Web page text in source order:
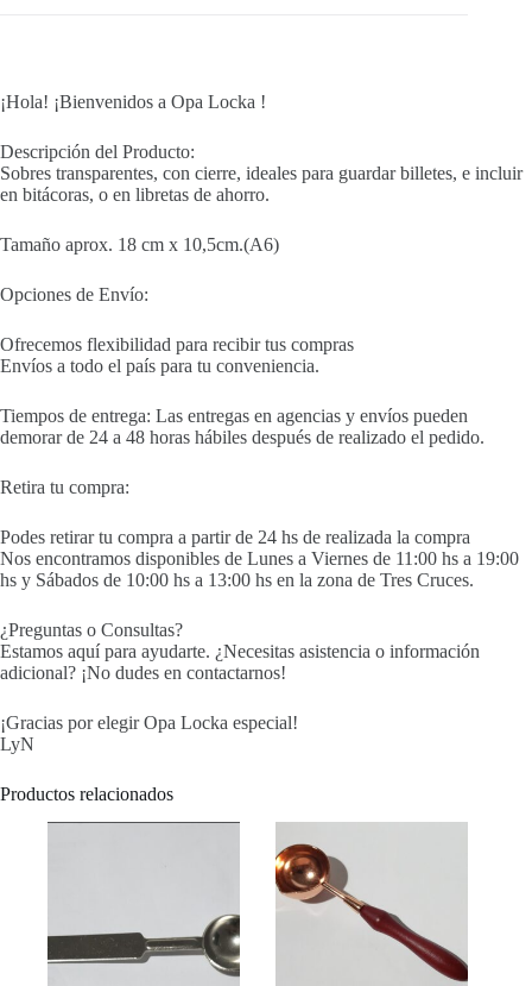
¡Hola! ¡Bienvenidos a Opa Locka !
Descripción del Producto:
Sobres transparentes, con cierre, ideales para guardar billetes, e incluir
en bitácoras, o en libretas de ahorro.
Tamaño aprox. 18 cm x 10,5cm.(A6)
Opciones de Envío:
Ofrecemos flexibilidad para recibir tus compras
Envíos a todo el país para tu conveniencia.
Tiempos de entrega: Las entregas en agencias y envíos pueden
demorar de 24 a 48 horas hábiles después de realizado el pedido.
Retira tu compra:
Podes retirar tu compra a partir de 24 hs de realizada la compra
Nos encontramos disponibles de Lunes a Viernes de 11:00 hs a 19:00
hs y Sábados de 10:00 hs a 13:00 hs en la zona de Tres Cruces.
¿Preguntas o Consultas?
Estamos aquí para ayudarte. ¿Necesitas asistencia o información
adicional? ¡No dudes en contactarnos!
¡Gracias por elegir Opa Locka especial!
LyN
Productos relacionados